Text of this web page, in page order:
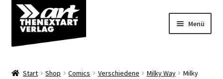
Zur
Navigation
springen
Zum
Inhalt
springen
Menü
Start Shop Comics Verschiedene Milky Way
Milky